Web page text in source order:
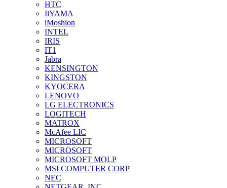
HTC
IiYAMA
iMoshion
INTEL
IRIS
IT1
Jabra
KENSINGTON
KINGSTON
KYOCERA
LENOVO
LG ELECTRONICS
LOGITECH
MATROX
McAfee LIC
MICROSOFT
MICROSOFT
MICROSOFT MOLP
MSI COMPUTER CORP
NEC